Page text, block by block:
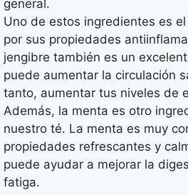
general.
Uno de estos ingredientes es
por sus propiedades
jengibre también es un
puede aumentar la circulación
tanto, aumentar tus niveles de
Además, la menta es otro
nuestro té. La menta es muy
propiedades refrescantes y
puede ayudar a mejorar la
fatiga.